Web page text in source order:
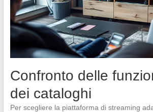
Confronto delle
dei cataloghi
Per scegliere la piattaforma di streaming